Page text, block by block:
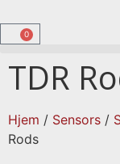
0
TDR
Hjem / Sensors /
Rods